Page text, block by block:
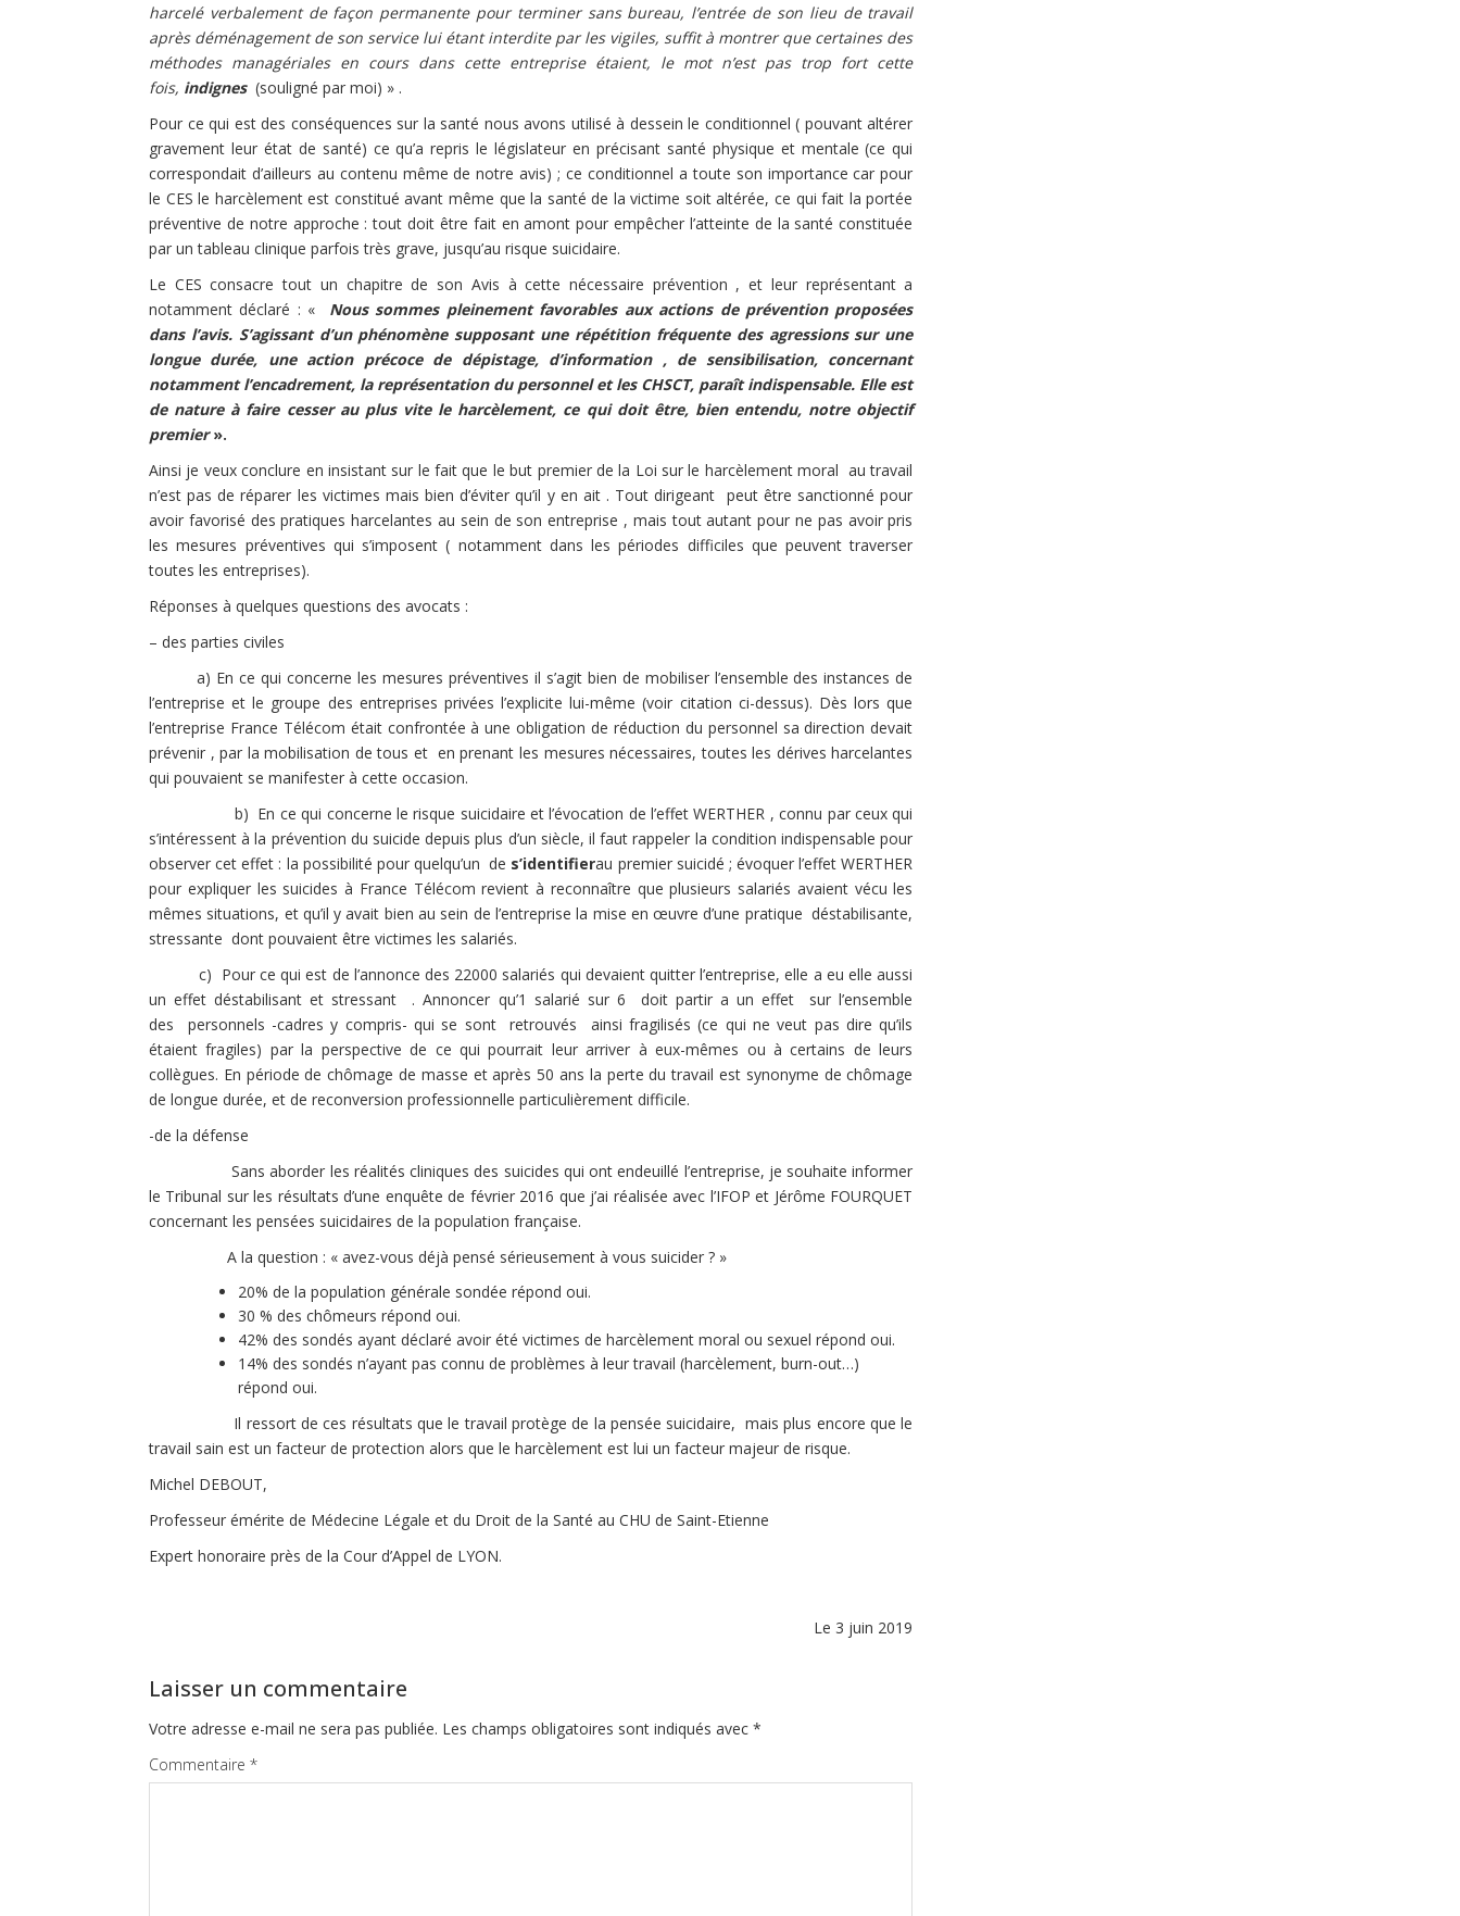
harcelé verbalement de façon permanente pour terminer sans bureau, l’entrée de son lieu de travail
après déménagement de son service lui étant interdite par les vigiles, suffit à montrer que certaines des
méthodes managériales en cours dans cette entreprise étaient, le mot n’est pas trop fort cette
fois, indignes (souligné par moi) » .
Pour ce qui est des conséquences sur la santé nous avons utilisé à dessein le conditionnel ( pouvant altérer
gravement leur état de santé) ce qu’a repris le législateur en précisant santé physique et mentale (ce qui
correspondait d’ailleurs au contenu même de notre avis) ; ce conditionnel a toute son importance car pour
le CES le harcèlement est constitué avant même que la santé de la victime soit altérée, ce qui fait la portée
préventive de notre approche : tout doit être fait en amont pour empêcher l’atteinte de la santé constituée
par un tableau clinique parfois très grave, jusqu’au risque suicidaire.
Le CES consacre tout un chapitre de son Avis à cette nécessaire prévention , et leur représentant a
notamment déclaré : « Nous sommes pleinement favorables aux actions de prévention proposées
dans l’avis. S’agissant d’un phénomène supposant une répétition fréquente des agressions sur une
longue durée, une action précoce de dépistage, d’information , de sensibilisation, concernant
notamment l’encadrement, la représentation du personnel et les CHSCT, paraît indispensable. Elle est
de nature à faire cesser au plus vite le harcèlement, ce qui doit être, bien entendu, notre objectif
premier».
Ainsi je veux conclure en insistant sur le fait que le but premier de la Loi sur le harcèlement moral au travail
n’est pas de réparer les victimes mais bien d’éviter qu’il y en ait . Tout dirigeant peut être sanctionné pour
avoir favorisé des pratiques harcelantes au sein de son entreprise , mais tout autant pour ne pas avoir pris
les mesures préventives qui s’imposent ( notamment dans les périodes difficiles que peuvent traverser
toutes les entreprises).
Réponses à quelques questions des avocats :
– des parties civiles
a) En ce qui concerne les mesures préventives il s’agit bien de mobiliser l’ensemble des instances de
l’entreprise et le groupe des entreprises privées l’explicite lui-même (voir citation ci-dessus). Dès lors que
l’entreprise France Télécom était confrontée à une obligation de réduction du personnel sa direction devait
prévenir , par la mobilisation de tous et en prenant les mesures nécessaires, toutes les dérives harcelantes
qui pouvaient se manifester à cette occasion.
b) En ce qui concerne le risque suicidaire et l’évocation de l’effet WERTHER , connu par ceux qui
s’intéressent à la prévention du suicide depuis plus d’un siècle, il faut rappeler la condition indispensable pour
observer cet effet : la possibilité pour quelqu’un de s’identifierau premier suicidé ; évoquer l’effet WERTHER
pour expliquer les suicides à France Télécom revient à reconnaître que plusieurs salariés avaient vécu les
mêmes situations, et qu’il y avait bien au sein de l’entreprise la mise en œuvre d’une pratique déstabilisante,
stressante dont pouvaient être victimes les salariés.
c) Pour ce qui est de l’annonce des 22000 salariés qui devaient quitter l’entreprise, elle a eu elle aussi
un effet déstabilisant et stressant . Annoncer qu’1 salarié sur 6 doit partir a un effet sur l’ensemble
des personnels -cadres y compris- qui se sont retrouvés ainsi fragilisés (ce qui ne veut pas dire qu’ils
étaient fragiles) par la perspective de ce qui pourrait leur arriver à eux-mêmes ou à certains de leurs
collègues. En période de chômage de masse et après 50 ans la perte du travail est synonyme de chômage
de longue durée, et de reconversion professionnelle particulièrement difficile.
-de la défense
Sans aborder les réalités cliniques des suicides qui ont endeuillé l’entreprise, je souhaite informer
le Tribunal sur les résultats d’une enquête de février 2016 que j’ai réalisée avec l’IFOP et Jérôme FOURQUET
concernant les pensées suicidaires de la population française.
A la question : « avez-vous déjà pensé sérieusement à vous suicider ? »
20% de la population générale sondée répond oui.
30 % des chômeurs répond oui.
42% des sondés ayant déclaré avoir été victimes de harcèlement moral ou sexuel répond oui.
14% des sondés n’ayant pas connu de problèmes à leur travail (harcèlement, burn-out…)
répond oui.
Il ressort de ces résultats que le travail protège de la pensée suicidaire, mais plus encore que le
travail sain est un facteur de protection alors que le harcèlement est lui un facteur majeur de risque.
Michel DEBOUT,
Professeur émérite de Médecine Légale et du Droit de la Santé au CHU de Saint-Etienne
Expert honoraire près de la Cour d’Appel de LYON.
Le 3 juin 2019
Laisser un commentaire
Votre adresse e-mail ne sera pas publiée. Les champs obligatoires sont indiqués avec *
Commentaire *